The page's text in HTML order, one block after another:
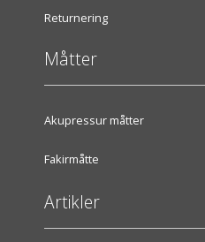
Returnering
Måtter
Akupressur måtter
Fakirmåtte
Artikler